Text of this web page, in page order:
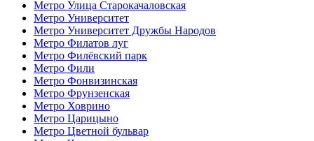
Метро Улица Старокачаловская
Метро Университет
Метро Университет Дружбы Народов
Метро Филатов луг
Метро Филёвский парк
Метро Фили
Метро Фонвизинская
Метро Фрунзенская
Метро Ховрино
Метро Царицыно
Метро Цветной бульвар